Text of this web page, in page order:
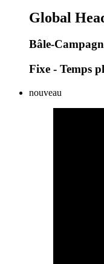
Global
Bâle-
Fixe - Temps
nouveau